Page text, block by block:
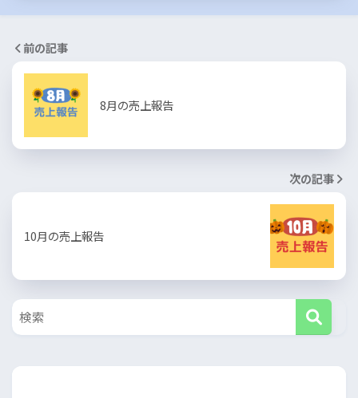
前の記事
8月の売上報告
次の記事
10月の売上報告